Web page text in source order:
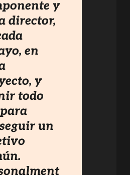
y
director,
en
y
todo
un